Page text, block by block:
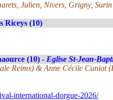
Julien, Nivers, Grigny, Surin
Riceys (10)
(10) - Eglise St-Jean-
Reims) & Anne Cécile Cuniot
international-dorgue-2026/